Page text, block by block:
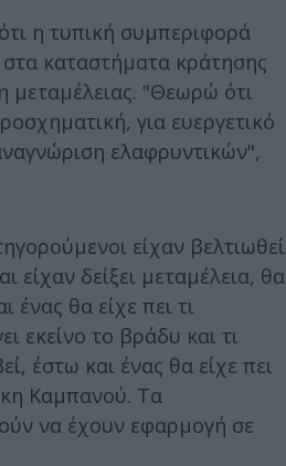
η τυπική συμπεριφορά
καταστήματα κράτησης
μεταμέλειας. "Θεωρώ ότι
για ευεργετικό
ελαφρυντικών",
είχαν βελτιωθεί
είχαν δείξει μεταμέλεια, θα
ένας θα είχε πει τι
εκείνο το βράδυ και τι
έστω και ένας θα είχε πει
Καμπανού. Τα
να έχουν εφαρμογή σε